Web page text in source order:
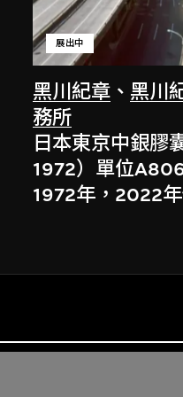
黑川紀章 、 黑川
務所
展出中
日本東京中銀膠
1972）單位
1972年，2022